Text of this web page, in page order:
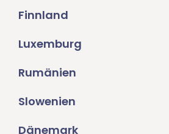
Finnland
Luxemburg
Rumänien
Slowenien
Dänemark